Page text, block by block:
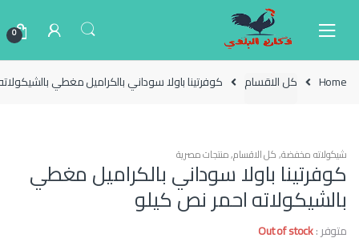
0
Home كل الاقسام كوفرتينا باولا سوداني بالكراميل مغطي
شيكولاته مخفضة,كل الاقسام,منتجات مصرية
كوفرتينا باولا سوداني بالكراميل مغطي
بالشيكولاته احمر نص كيلو
متوفر :Out of stock